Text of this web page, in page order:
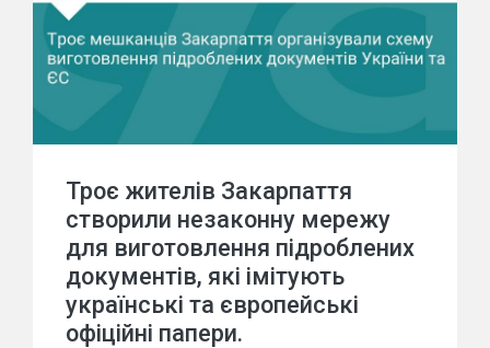
Троє жителів Закарпаття
створили незаконну мережу
для виготовлення підроблених
документів, які імітують
українські та європейські
офіційні папери.